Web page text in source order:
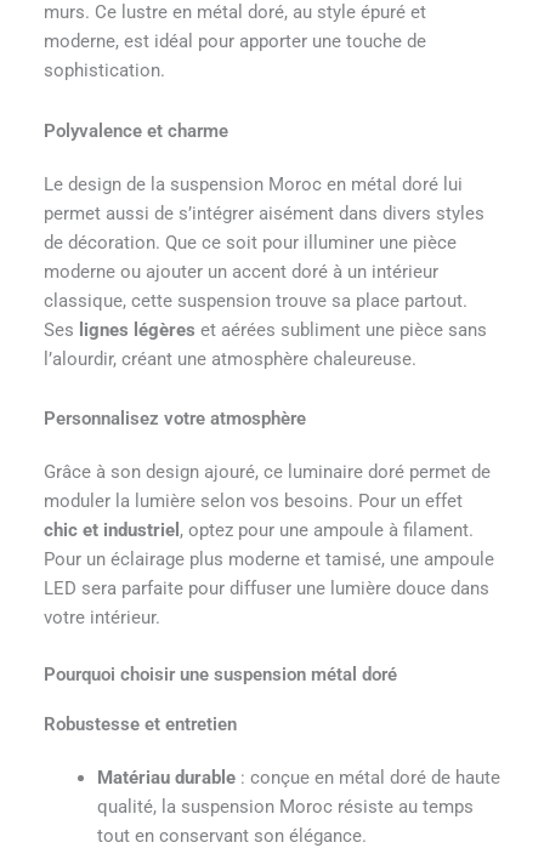
murs. Ce lustre en métal doré, au style épuré et
moderne, est idéal pour apporter une touche de
sophistication.
Polyvalence et charme
Le design de la suspension Moroc en métal doré lui
permet aussi de s’intégrer aisément dans divers styles
de décoration. Que ce soit pour illuminer une pièce
moderne ou ajouter un accent doré à un intérieur
classique, cette suspension trouve sa place partout.
Ses lignes légères et aérées subliment une pièce sans
l’alourdir, créant une atmosphère chaleureuse.
Personnalisez votre atmosphère
Grâce à son design ajouré, ce luminaire doré permet de
moduler la lumière selon vos besoins. Pour un effet
chic et industriel , optez pour une ampoule à filament.
Pour un éclairage plus moderne et tamisé, une ampoule
LED sera parfaite pour diffuser une lumière douce dans
votre intérieur.
Pourquoi choisir une suspension métal doré
Robustesse et entretien
Matériau durable: conçue en métal doré de haute
qualité, la suspension Moroc résiste au temps
tout en conservant son élégance.